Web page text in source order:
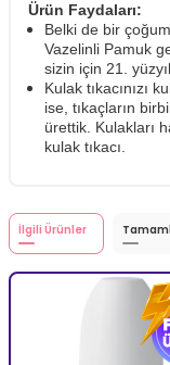
Ürün Faydaları:
Belki de bir
Vazelinli Pamuk
sizin için 21.
Kulak tıkacınızı
ise, tıkaçların
ürettik. Kulakları
kulak tıkacı.
İlgili Ürünler